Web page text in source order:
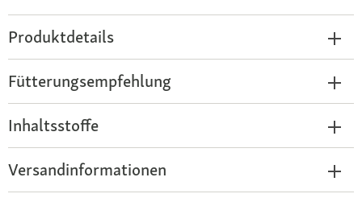
Produktdetails
Fütterungsempfehlung
Inhaltsstoffe
Versandinformationen